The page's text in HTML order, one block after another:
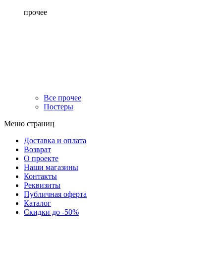
прочее
Все прочее
Постеры
Меню страниц
Доставка и оплата
Возврат
О проекте
Наши магазины
Контакты
Реквизиты
Публичная оферта
Каталог
Скидки до -50%